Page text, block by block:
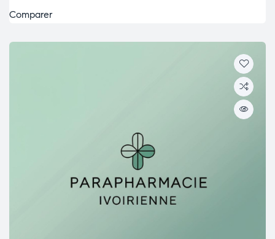
Comparer